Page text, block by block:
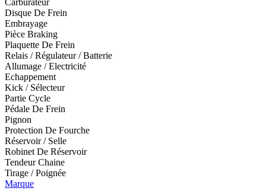
Disque De Frein
Embrayage
Pièce Braking
Plaquette De Frein
Relais / Régulateur / Batterie
Allumage / Electricité
Echappement
Kick / Sélecteur
Partie Cycle
Pédale De Frein
Pignon
Protection De Fourche
Réservoir / Selle
Robinet De Réservoir
Tendeur Chaine
Tirage / Poignée
Marque